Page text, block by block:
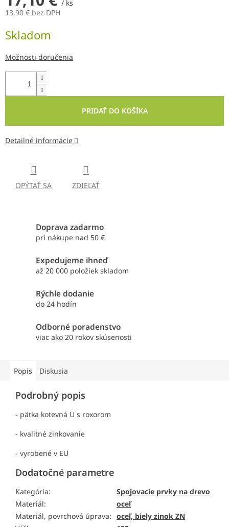
/ ks
13,90 € bez DPH
cena:
Skladom
Možnosti doručenia
PRIDAŤ DO KOŠÍKA
Detailné informácie
OPÝTAŤ SA ZDIEĽAŤ
Doprava zadarmo
pri nákupe nad 50 €
Expedujeme ihneď
až 20 000 položiek skladom
Rýchle dodanie
do 24 hodín
Odborné poradenstvo
viac ako 20 rokov skúsenosti
Popis Diskusia
Podrobný popis
- pätka kotevná U s roxorom
- kvalitné zinkovanie
- vyrobené v EU
Dodatočné parametre
Kategória:
Spojovacie prvky na drevo
Materiál:
oceľ
Materiál, povrchová úprava: oceľ, biely zinok ZN